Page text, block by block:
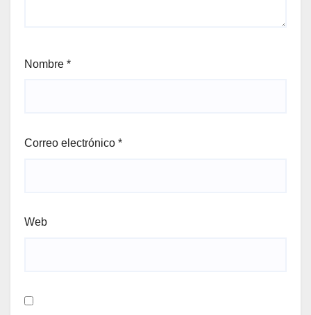
Nombre *
Correo electrónico *
Web